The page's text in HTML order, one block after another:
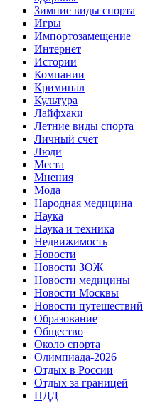
Зимние виды спорта
Игры
Импортозамещение
Интернет
Истории
Компании
Криминал
Культура
Лайфхаки
Летние виды спорта
Личный счет
Люди
Места
Мнения
Мода
Народная медицина
Наука
Наука и техника
Недвижимость
Новости
Новости ЗОЖ
Новости медицины
Новости Москвы
Новости путешествий
Образование
Общество
Около спорта
Олимпиада-2026
Отдых в России
Отдых за границей
ПДД